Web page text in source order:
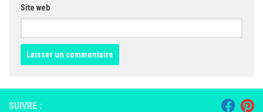
Site web
SUIVRE :